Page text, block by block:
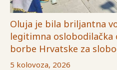
Oluja je bila briljantna
legitimna oslobodilačka
borbe Hrvatske za
5 kolovoza, 2026